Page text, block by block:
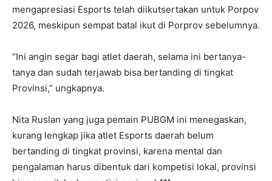
mengapresiasi Esports telah diikutsertakan untuk Porpov
2026, meskipun sempat batal ikut di Porprov sebelumnya.
“Ini angin segar bagi atlet daerah, selama ini bertanya-
tanya dan sudah terjawab bisa bertanding di tingkat
Provinsi,” ungkapnya.
Nita Ruslan yang juga pemain PUBGM ini menegaskan,
kurang lengkap jika atlet Esports daerah belum
bertanding di tingkat provinsi, karena mental dan
pengalaman harus dibentuk dari kompetisi lokal, provinsi